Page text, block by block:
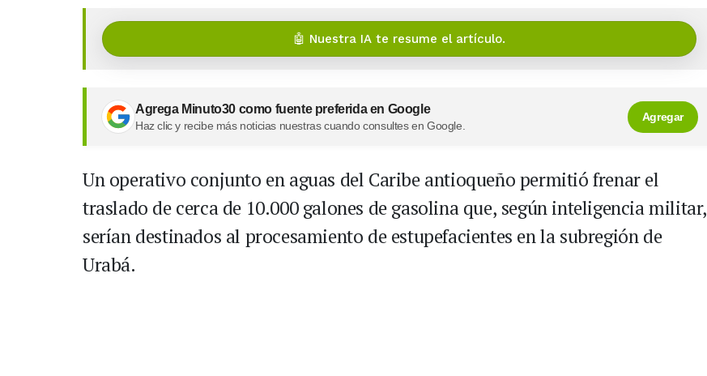
🤖 Nuestra IA te resume el artículo.
Agrega Minuto30 como fuente preferida en Google
Haz clic y recibe más noticias nuestras cuando consultes en Google.
Agregar
Un operativo conjunto en aguas del Caribe antioqueño permitió frenar el
traslado de cerca de 10.000 galones de gasolina que, según inteligencia militar,
serían destinados al procesamiento de estupefacientes en la subregión de
Urabá.